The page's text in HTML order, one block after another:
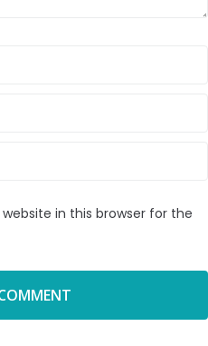
in this browser for the